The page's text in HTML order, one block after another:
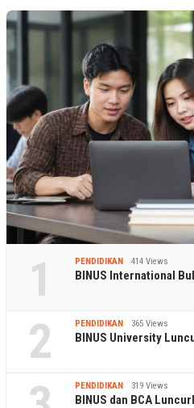
1 PENDIDIKAN 414 Views
BINUS International
2 PENDIDIKAN 365 Views
BINUS University
PENDIDIKAN 319 Views
BINUS dan BCA